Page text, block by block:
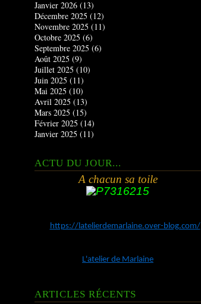
Janvier 2026 (13)
Décembre 2025 (12)
Novembre 2025 (11)
Octobre 2025 (6)
Septembre 2025 (6)
Août 2025 (9)
Juillet 2025 (10)
Juin 2025 (11)
Mai 2025 (10)
Avril 2025 (13)
Mars 2025 (15)
Février 2025 (14)
Janvier 2025 (11)
ACTU DU JOUR...
A chacun sa toile
https://latelierdemarlaine.over-blog.com/
L'atelier de Marlaine
ARTICLES RÉCENTS